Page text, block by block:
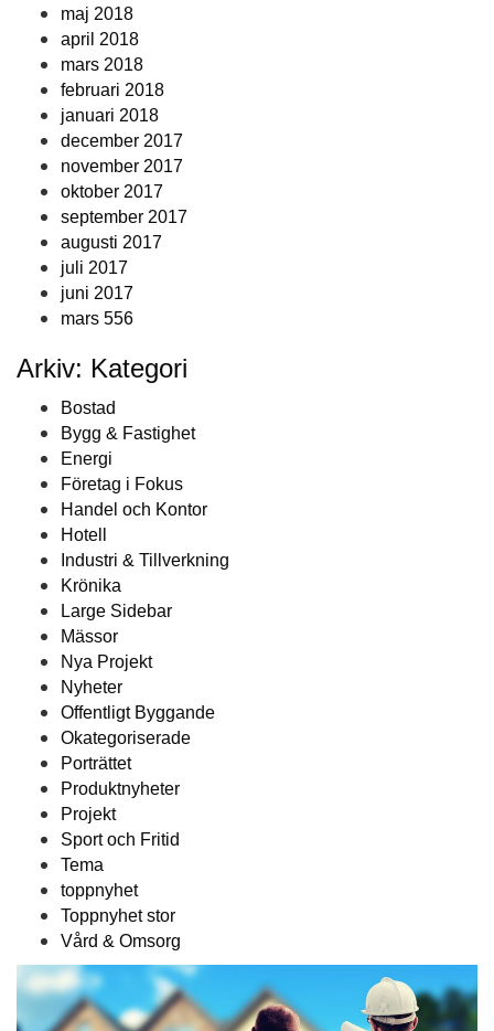
maj 2018
april 2018
mars 2018
februari 2018
januari 2018
december 2017
november 2017
oktober 2017
september 2017
augusti 2017
juli 2017
juni 2017
mars 556
Arkiv: Kategori
Bostad
Bygg & Fastighet
Energi
Företag i Fokus
Handel och Kontor
Hotell
Industri & Tillverkning
Krönika
Large Sidebar
Mässor
Nya Projekt
Nyheter
Offentligt Byggande
Okategoriserade
Porträttet
Produktnyheter
Projekt
Sport och Fritid
Tema
toppnyhet
Toppnyhet stor
Vård & Omsorg